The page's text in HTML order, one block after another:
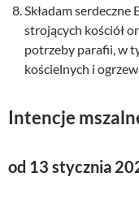
Składam serdeczne
strojących kościół
potrzeby parafii, w
kościelnych i
Intencje
od 13 stycznia